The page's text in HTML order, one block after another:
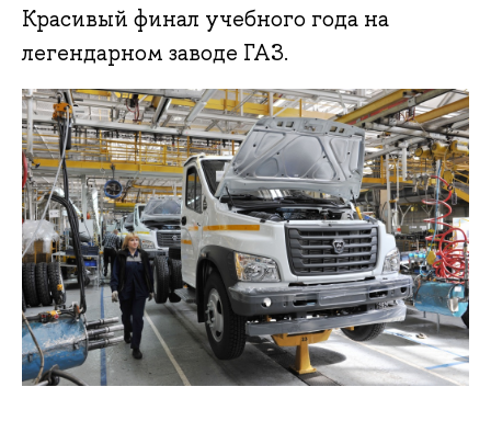
Красивый финал учебного года на
легендарном заводе ГАЗ.